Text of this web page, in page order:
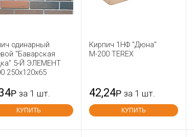
одинарный
"Баварская
5-Й ЭЛЕМЕНТ
250x120x65
Р за 1 шт.
КУПИТЬ
Кирпич 1НФ "Дюна"
М-200 TEREX
42,24Р за 1 шт.
КУПИТЬ